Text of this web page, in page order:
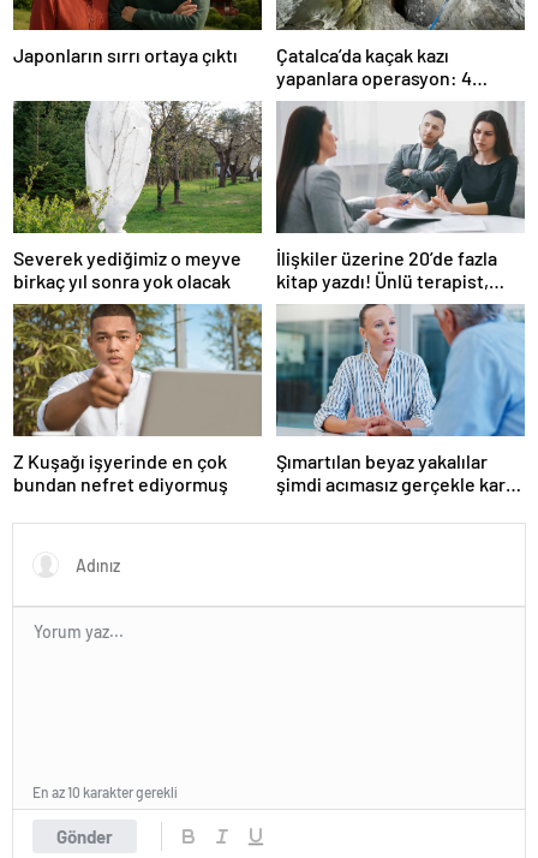
Japonların sırrı ortaya çıktı
Çatalca’da kaçak kazı
yapanlara operasyon: 4
gözaltı
Severek yediğimiz o meyve
birkaç yıl sonra yok olacak
İlişkiler üzerine 20’de fazla
kitap yazdı! Ünlü terapist,
boşanmaların gerçek
suçlularını açıklıyor
Z Kuşağı işyerinde en çok
bundan nefret ediyormuş
Şımartılan beyaz yakalılar
şimdi acımasız gerçekle karşı
Gönder
En az 10 karakter gerekli